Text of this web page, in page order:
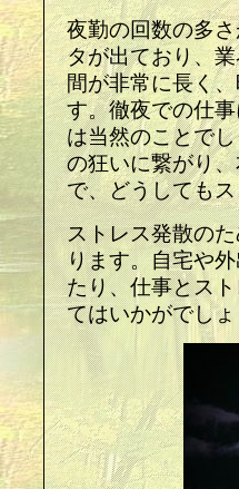
夜勤の回数の多
タが出ており、
間が非常に長く
す。徹夜での仕
は当然のことで
の狂いに繋がり
で、どうしても
ストレス発散の
ります。自宅や
たり、仕事とス
てはいかがでし